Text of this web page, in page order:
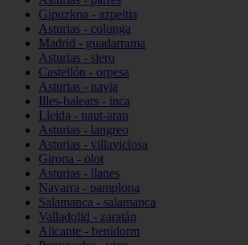
Gipuzkoa - azpeitia
Asturias - colunga
Madrid - guadarrama
Asturias - siero
Castellón - orpesa
Asturias - navia
Illes-balears - inca
Lleida - naut-aran
Asturias - langreo
Asturias - villaviciosa
Girona - olot
Asturias - llanes
Navarra - pamplona
Salamanca - salamanca
Valladolid - zaratán
Alicante - benidorm